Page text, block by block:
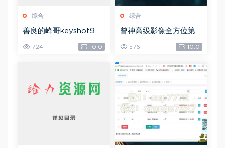
综合
善良的峰哥keyshot9.0
自学宝典，网盘下载(2.3
6G)
724 10.0
综合
曾神高级影像全方位第
四期，网盘下载(49.08
G)
576 10.0